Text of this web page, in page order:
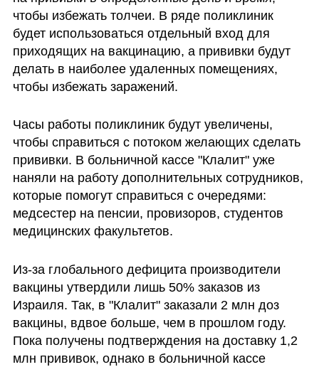
чтобы избежать толчеи. В ряде поликлиник
будет использоваться отдельный вход для
приходящих на вакцинацию, а прививки будут
делать в наиболее удаленных помещениях,
чтобы избежать заражений.
Часы работы поликлиник будут увеличены,
чтобы справиться с потоком желающих сделать
прививки. В больничной кассе "Клалит" уже
наняли на работу дополнительных сотрудников,
которые помогут справиться с очередями:
медсестер на пенсии, провизоров, студентов
медицинских факультетов.
Из-за глобального дефицита производители
вакцины утвердили лишь 50% заказов из
Израиля. Так, в "Клалит" заказали 2 млн доз
вакцины, вдвое больше, чем в прошлом году.
Пока получены подтверждения на доставку 1,2
млн прививок, однако в больничной кассе